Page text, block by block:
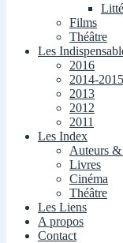
Films
Théâtre
Les
2016
2014-2015
2013
2012
2011
Les Index
Auteurs &
Livres
Cinéma
Théâtre
Les Liens
A propos
Contact